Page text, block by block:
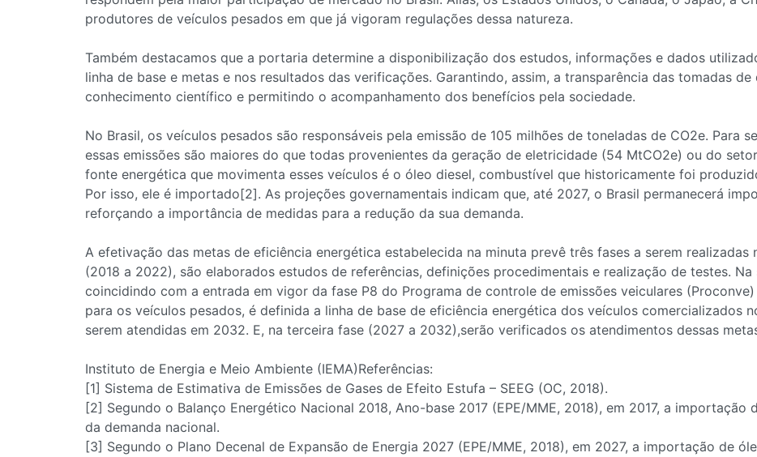
produtores de veículos pesados em que já vigoram regulações dessa natureza.
Também destacamos que a portaria determine a disponibilização dos estudos, informações e dados
linha de base e metas e nos resultados das verificações. Garantindo, assim, a transparência das tomadas
conhecimento científico e permitindo o acompanhamento dos benefícios pela sociedade.
No Brasil, os veículos pesados são responsáveis pela emissão de 105 milhões de toneladas de CO2e. Para
essas emissões são maiores do que todas provenientes da geração de eletricidade (54 MtCO2e) ou do
fonte energética que movimenta esses veículos é o óleo diesel, combustível que historicamente foi
Por isso, ele é importado[2]. As projeções governamentais indicam que, até 2027, o Brasil permanecerá
reforçando a importância de medidas para a redução da sua demanda.
A efetivação das metas de eficiência energética estabelecida na minuta prevê três fases a serem realizadas
(2018 a 2022), são elaborados estudos de referências, definições procedimentais e realização de testes.
coincidindo com a entrada em vigor da fase P8 do Programa de controle de emissões veiculares
para os veículos pesados, é definida a linha de base de eficiência energética dos veículos comercializados
serem atendidas em 2032. E, na terceira fase (2027 a 2032),serão verificados os atendimentos dessas
Instituto de Energia e Meio Ambiente (IEMA)Referências:
[1] Sistema de Estimativa de Emissões de Gases de Efeito Estufa – SEEG (OC, 2018).
[2] Segundo o Balanço Energético Nacional 2018, Ano-base 2017 (EPE/MME, 2018), em 2017, a importação
da demanda nacional.
[3] Segundo o Plano Decenal de Expansão de Energia 2027 (EPE/MME, 2018), em 2027, a importação de